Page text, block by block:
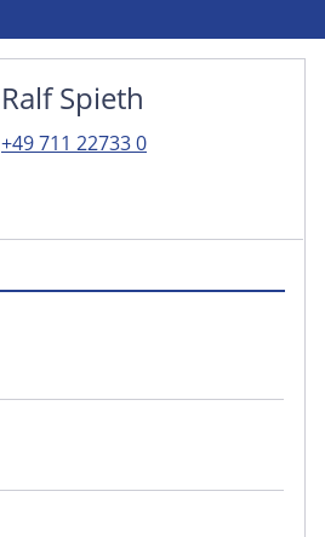
Ralf Spieth
+49 711 22733 0